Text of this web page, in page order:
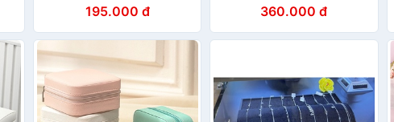
195.000 đ 360.000 đ